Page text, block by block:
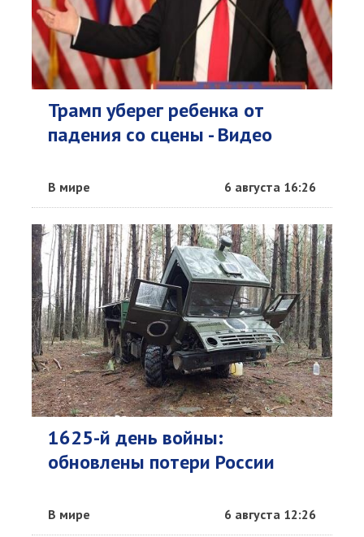
Трамп уберег ребенка от
падения со сцены - Видео
В мире 6 августа 16:26
1625-й день войны:
обновлены потери России
В мире 6 августа 12:26